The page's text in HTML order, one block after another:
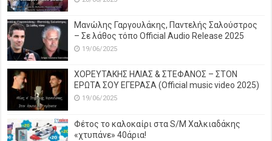
Μανώλης Γαργουλάκης, Παντελής Σαλούστρος
– Σε λάθος τόπο Official Audio Release 2025
19/06/2025
ΧΟΡΕΥΤΑΚΗΣ ΗΛΙΑΣ & ΣΤΕΦΑΝΟΣ – ΣΤΟΝ
ΕΡΩΤΑ ΣΟΥ ΕΓΕΡΑΣΑ (Official music video 2025)
19/06/2025
Φέτος το καλοκαίρι στα S/M Χαλκιαδάκης
«χτυπάνε» 40άρια!